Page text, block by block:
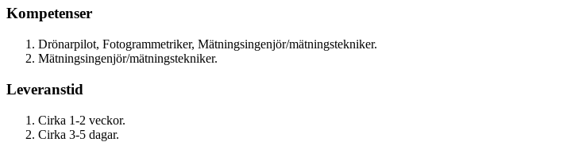
Kompetenser
Drönarpilot, Fotogrammetriker, Mätningsingenjör/mätningstekniker.
Mätningsingenjör/mätningstekniker.
Leveranstid
Cirka 1-2 veckor.
Cirka 3-5 dagar.